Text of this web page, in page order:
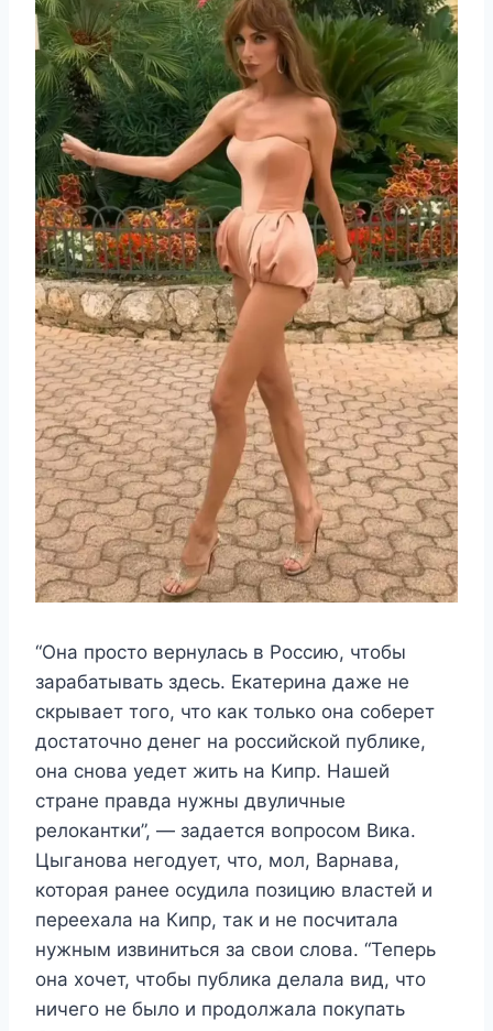
“Она просто вернулась в Россию, чтобы
зарабатывать здесь. Екатерина даже не
скрывает того, что как только она соберет
достаточно денег на российской публике,
она снова уедет жить на Кипр. Нашей
стране правда нужны двуличные
релокантки”, — задается вопросом Вика.
Цыганова негодует, что, мол, Варнава,
которая ранее осудила позицию властей и
переехала на Кипр, так и не посчитала
нужным извиниться за свои слова. “Теперь
она хочет, чтобы публика делала вид, что
ничего не было и продолжала покупать